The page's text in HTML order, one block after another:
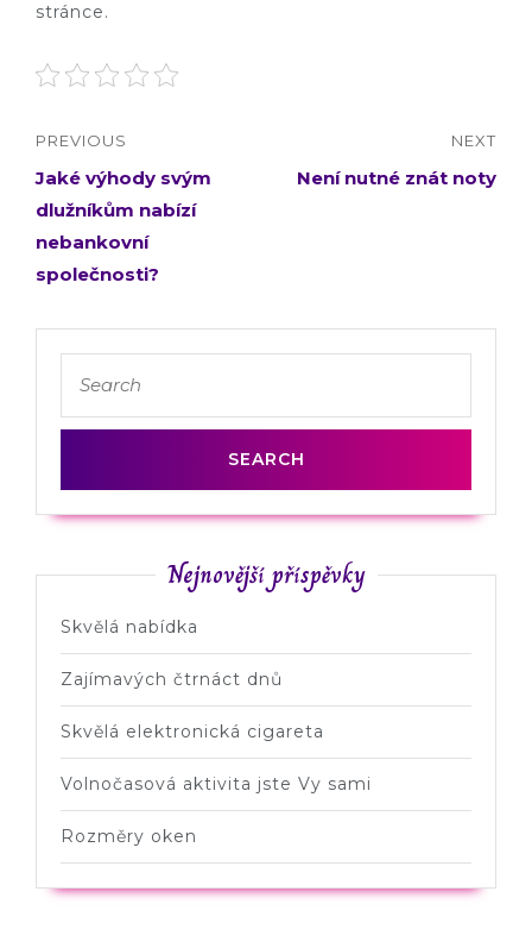
stránce.
PREVIOUS
Jaké výhody svým
dlužníkům nabízí
nebankovní
společnosti?
NEXT
Není nutné znát noty
Nejnovější příspěvky
Skvělá nabídka
Zajímavých čtrnáct dnů
Skvělá elektronická cigareta
Volnočasová aktivita jste Vy sami
Rozměry oken